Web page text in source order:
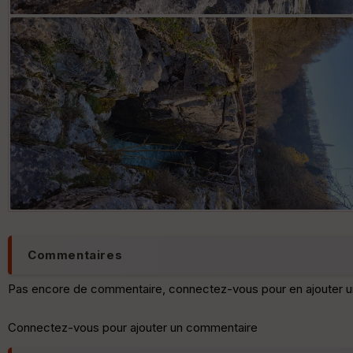
Commentaires
Pas encore de commentaire, connectez-vous pour en ajouter
Connectez-vous pour ajouter un commentaire